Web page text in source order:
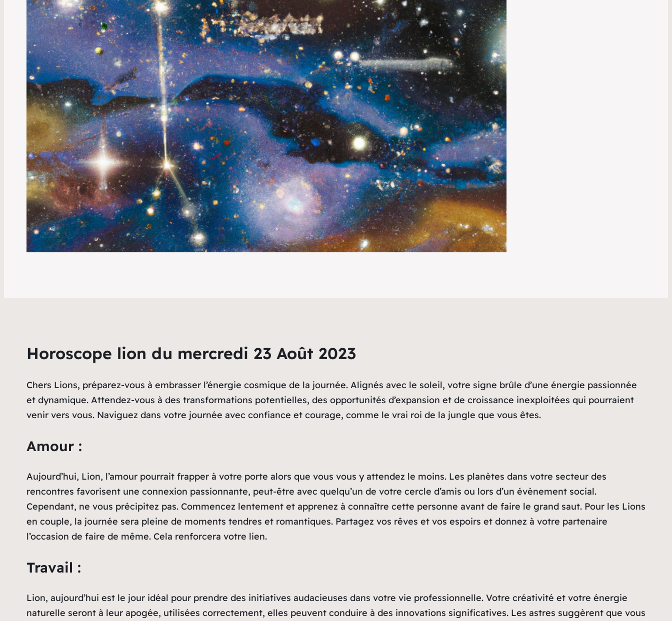
Horoscope lion du mercredi 23 Août 2023
Chers Lions, préparez-vous à embrasser l’énergie cosmique de la journée. Alignés avec le soleil, votre signe brûle d’une énergie passionnée
et dynamique. Attendez-vous à des transformations potentielles, des opportunités d’expansion et de croissance inexploitées qui pourraient
venir vers vous. Naviguez dans votre journée avec confiance et courage, comme le vrai roi de la jungle que vous êtes.
Amour :
Aujourd’hui, Lion, l’amour pourrait frapper à votre porte alors que vous vous y attendez le moins. Les planètes dans votre secteur des
rencontres favorisent une connexion passionnante, peut-être avec quelqu’un de votre cercle d’amis ou lors d’un évènement social.
Cependant, ne vous précipitez pas. Commencez lentement et apprenez à connaître cette personne avant de faire le grand saut. Pour les Lions
en couple, la journée sera pleine de moments tendres et romantiques. Partagez vos rêves et vos espoirs et donnez à votre partenaire
l’occasion de faire de même. Cela renforcera votre lien.
Travail :
Lion, aujourd’hui est le jour idéal pour prendre des initiatives audacieuses dans votre vie professionnelle. Votre créativité et votre énergie
naturelle seront à leur apogée, utilisées correctement, elles peuvent conduire à des innovations significatives. Les astres suggèrent que vous